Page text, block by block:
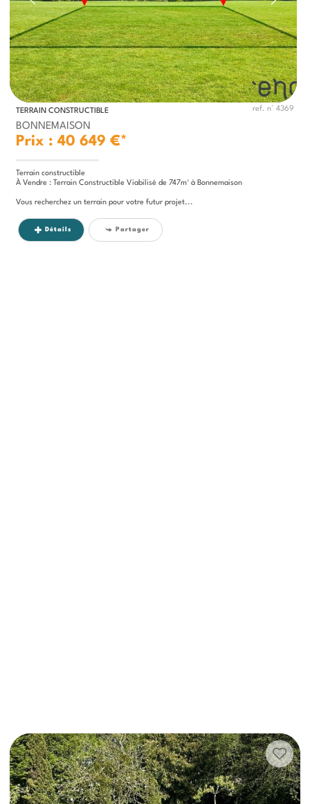
TERRAIN CONSTRUCTIBLE ref. n° 4369
BONNEMAISON
Prix : 40 649 €*
Terrain constructible
À Vendre : Terrain Constructible Viabilisé de 747m² à Bonnemaison
Vous recherchez un terrain pour votre futur projet...
Détails Partager